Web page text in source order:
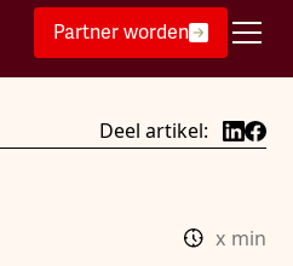
Partner worden
Deel artikel:
x min